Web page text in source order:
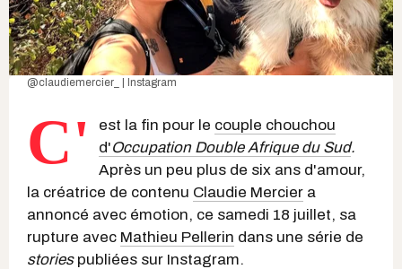
@claudiemercier_ | Instagram
C' est la fin pour le couple chouchou
d'Occupation Double Afrique du Sud.
Après un peu plus de six ans d'amour,
la créatrice de contenu Claudie Mercier a
annoncé avec émotion, ce samedi 18 juillet, sa
rupture avec Mathieu Pellerin dans une série de
storiespubliées sur Instagram.